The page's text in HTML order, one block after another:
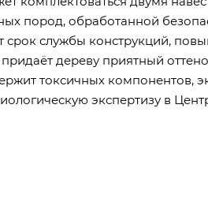
пород, обработанной
срок службы конструкций,
дереву приятный
токсичных компонентов,
экспертизу в